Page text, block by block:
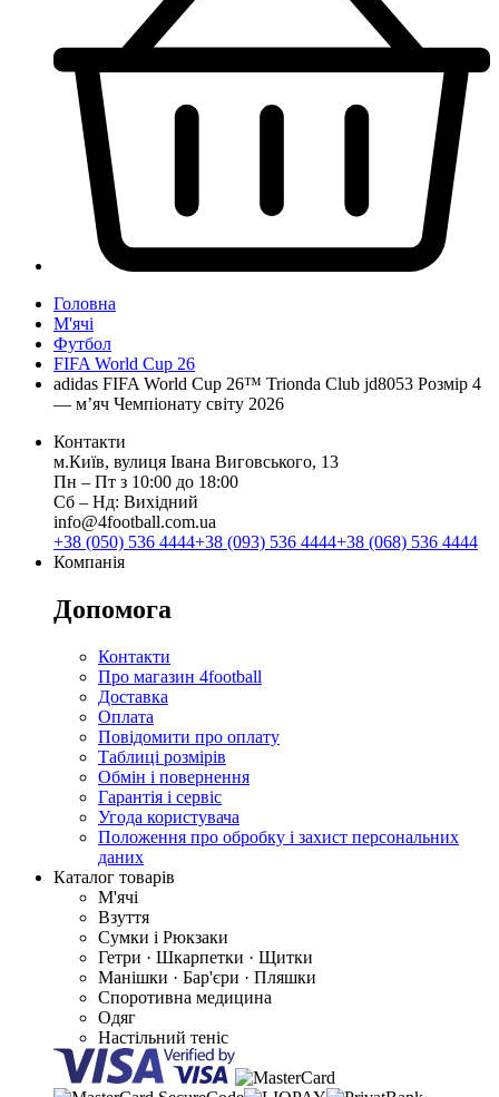
Головна
М'ячі
Футбол
FIFA World Cup 26
adidas FIFA World Cup 26™ Trionda Club jd8053 Розмір 4
— м’яч Чемпіонату світу 2026
Контакти
м.Київ, вулиця Івана Виговського, 13
Пн ‒ Пт з 10:00 до 18:00
Сб ‒ Нд: Вихідний
info@4football.com.ua
+38 (050) 536 4444+38 (093) 536 4444+38 (068) 536 4444
Компанія
Допомога
Контакти
Про магазин 4football
Доставка
Оплата
Повідомити про оплату
Таблиці розмірів
Обмін і повернення
Гарантія і сервіс
Угода користувача
Положення про обробку і захист персональних
даних
Каталог товарів
М'ячі
Взуття
Сумки і Рюкзаки
Гетри · Шкарпетки · Щитки
Манішки · Бар'єри · Пляшки
Споротивна медицина
Одяг
Настільний теніс